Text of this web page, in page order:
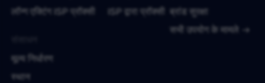
लॉन्ग एक्टिंग ISP प्रॉक्सी
ISP द्वारा प्रॉक्सी
ब्रांड सुरक्षा
सभी उपयोग के मामले
मूल्य निर्धारण
स्थान